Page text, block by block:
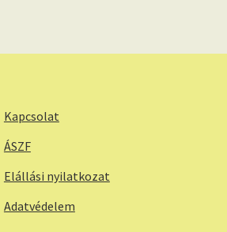
Kapcsolat
ÁSZF
Elállási nyilatkozat
Adatvédelem